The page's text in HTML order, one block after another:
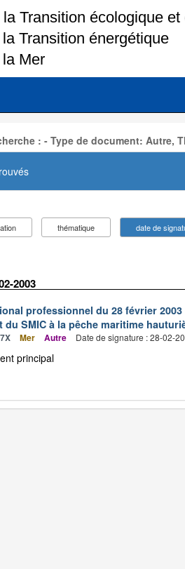
: - Type de document: Autre,
thématique
date de
2003
professionnel du 28 février
du SMIC à la pêche maritime
Mer Autre Date de signature : 28-02-
principal